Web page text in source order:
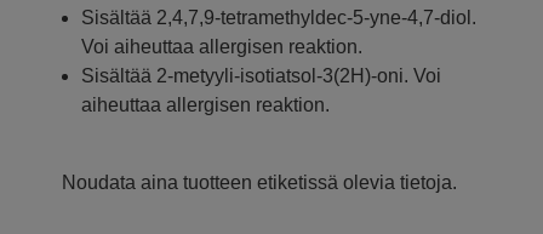
Sisältää 2,4,7,9-tetramethyldec-5-yne-4,7-diol.
Voi aiheuttaa allergisen reaktion.
Sisältää 2-metyyli-isotiatsol-3(2H)-oni. Voi
aiheuttaa allergisen reaktion.
Noudata aina tuotteen etiketissä olevia tietoja.